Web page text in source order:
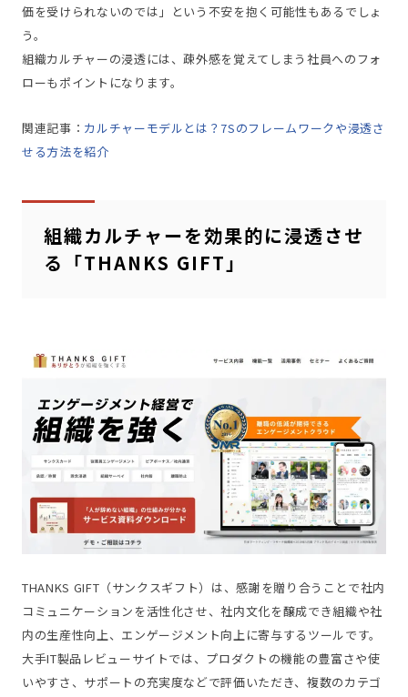
価を受けられないのでは」という不安を抱く可能性もあるでしょ
う。
組織カルチャーの浸透には、疎外感を覚えてしまう社員へのフォ
ローもポイントになります。
関連記事： カルチャーモデルとは？7Sのフレームワークや浸透さ
せる方法を紹介
組織カルチャーを効果的に浸透させ
る「THANKS GIFT」
THANKS GIFT（サンクスギフト）は、感謝を贈り合うことで社内
コミュニケーションを活性化させ、社内文化を醸成でき組織や社
内の生産性向上、エンゲージメント向上に寄与するツールです。
大手IT製品レビューサイトでは、プロダクトの機能の豊富さや使
いやすさ、サポートの充実度などで評価いただき、複数のカテゴ